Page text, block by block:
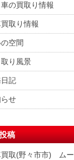
の買取り情報
取り情報
空間
り風景
記
せ
稿
買取(野々市市) ムー